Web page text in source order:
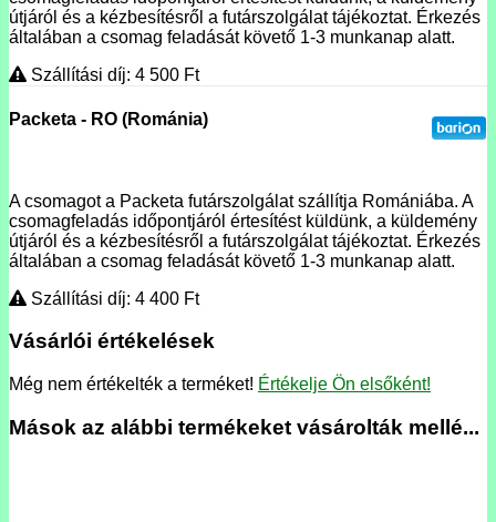
útjáról és a kézbesítésről a futárszolgálat tájékoztat. Érkezés
általában a csomag feladását követő 1-3 munkanap alatt.
Szállítási díj: 4 500 Ft
Packeta - RO (Románia)
A csomagot a Packeta futárszolgálat szállítja Romániába. A
csomagfeladás időpontjáról értesítést küldünk, a küldemény
útjáról és a kézbesítésről a futárszolgálat tájékoztat. Érkezés
általában a csomag feladását követő 1-3 munkanap alatt.
Szállítási díj: 4 400 Ft
Vásárlói értékelések
Még nem értékelték a terméket! Értékelje Ön elsőként!
Mások az alábbi termékeket vásárolták mellé...